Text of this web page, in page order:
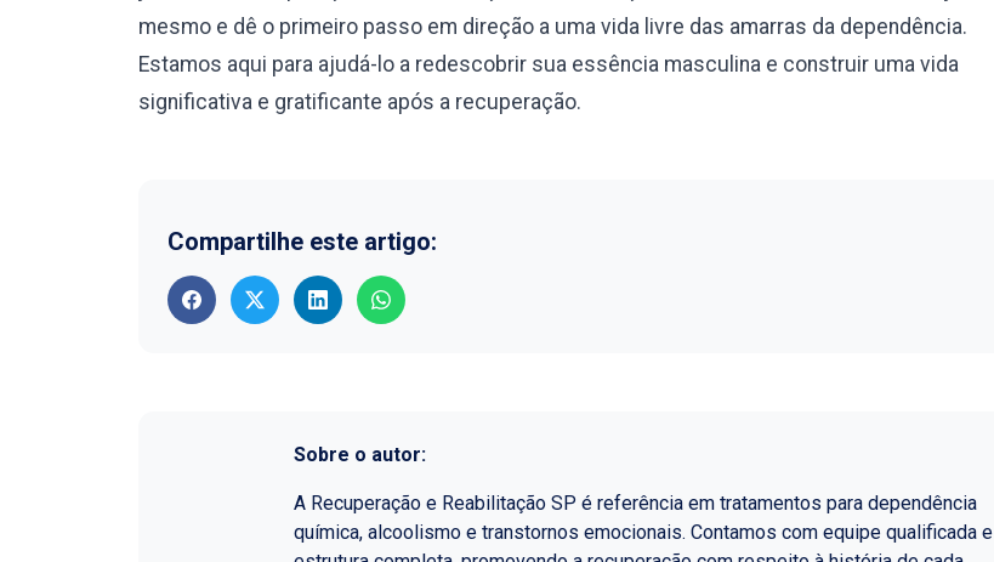
mesmo e dê o primeiro passo em direção a uma vida livre das amarras da dependência.
Estamos aqui para ajudá-lo a redescobrir sua essência masculina e construir uma vida
significativa e gratificante após a recuperação.
Compartilhe este artigo:
Sobre o autor:
A Recuperação e Reabilitação SP é referência em tratamentos para dependência
química, alcoolismo e transtornos emocionais. Contamos com equipe qualificada e